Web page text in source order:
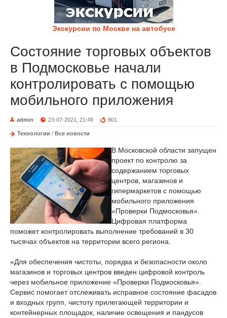
Экскурсии по Москве на автобусе
Состояние торговых объектов
в Подмосковье начали
контролировать с помощью
мобильного приложения
admin 23-07-2021, 21:49 801
Технологии / Все новости
В Московской области запущен
проект по контролю за
содержанием торговых
центров, магазинов и
гипермаркетов с помощью
мобильного приложения
«Проверки Подмосковья».
Цифровая платформа
поможет контролировать выполнение требований в 30
тысячах объектов на территории всего региона.
«Для обеспечения чистоты, порядка и безопасности около
магазинов и торговых центров введен цифровой контроль
через мобильное приложение «Проверки Подмосковья».
Сервис помогает отслеживать исправное состояние фасадов
и входных групп, чистоту прилегающей территории и
контейнерных площадок, наличие освещения и пандусов